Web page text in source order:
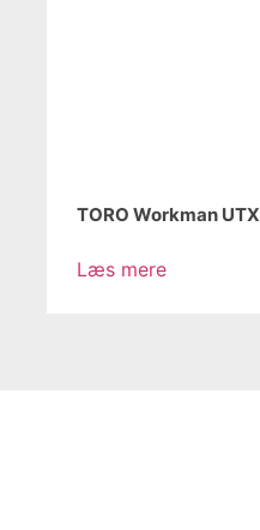
TORO Workman UTX
Læs mere